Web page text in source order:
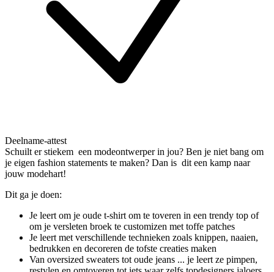
Deelname-attest
Schuilt er stiekem een modeontwerper in jou? Ben je niet bang om
je eigen fashion statements te maken? Dan is dit een kamp naar
jouw modehart!
Dit ga je doen:
Je leert om je oude t-shirt om te toveren in een trendy top of
om je versleten broek te customizen met toffe patches
Je leert met verschillende technieken zoals knippen, naaien,
bedrukken en decoreren de tofste creaties maken
Van oversized sweaters tot oude jeans ... je leert ze pimpen,